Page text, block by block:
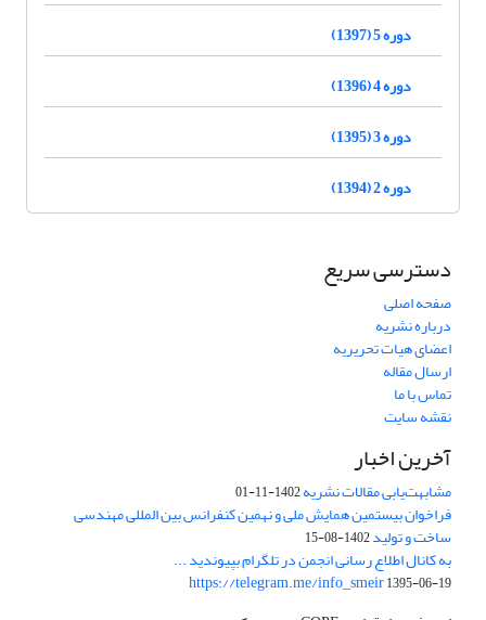
دوره 5 (1397)
دوره 4 (1396)
دوره 3 (1395)
دوره 2 (1394)
دسترسی سریع
صفحه اصلی
درباره نشریه
اعضای هیات تحریریه
ارسال مقاله
تماس با ما
نقشه سایت
آخرین اخبار
مشابهت‌یابی مقالات نشریه1402-11-01
فراخوان بیستمین همایش ملی و نهمین کنفرانس بین المللی مهندسی
ساخت و تولید1402-08-15
به کانال اطلاع رسانی انجمن در تلگرام بپیوندید ...
https://telegram.me/info_smeir1395-06-19